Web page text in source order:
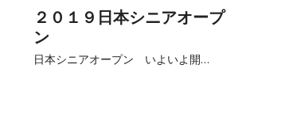
２０１９日本シニアオープ
ン
日本シニアオープン いよいよ開…